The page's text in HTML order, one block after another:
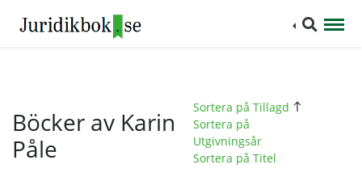
Böcker av Karin
Påle
Sortera på Tillagd
Sortera på
Utgivningsår
Sortera på Titel